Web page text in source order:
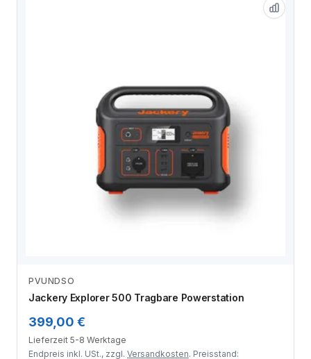
PVUNDSO
Jackery Explorer 500 Tragbare Powerstation
399,00 €
Lieferzeit 5-8 Werktage
Endpreis inkl. USt., zzgl. Versandkosten. Preisstand: